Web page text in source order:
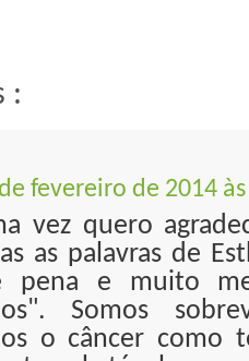
:
fevereiro de 2014
vez quero
as palavras de
pena e muito
Somos
o câncer como